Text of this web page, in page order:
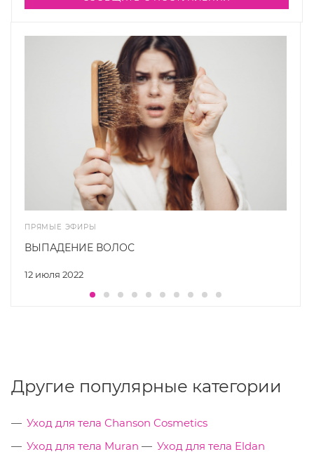
ПРЯМЫЕ ЭФИРЫ
12 июля 2022
ВЫПАДЕНИЕ ВОЛОС
Другие популярные категории
Уход для тела Chanson Cosmetics
Уход для тела Muran
Уход для тела Eldan